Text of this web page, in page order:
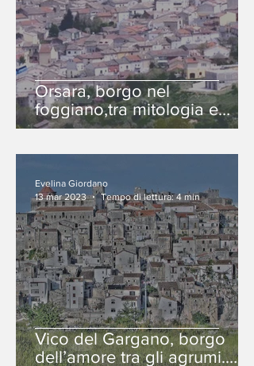
Orsara, borgo nel
foggiano,tra mitologia e
architetture bizantine
Vico del Gargano, borgo
dell’amore tra gli agrumi.
Evelina Giordano
13 mar 2023
Tempo di lettura: 4 min